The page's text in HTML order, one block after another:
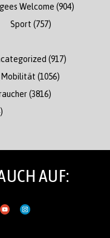
Welcome (904)
Sport (757)
(917)
Mobilität (1056)
(3816)
AUF: